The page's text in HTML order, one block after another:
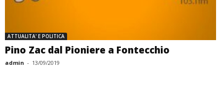
ATTUALITA' E POLITICA
Pino Zac dal Pioniere a Fontecchio
admin - 13/09/2019